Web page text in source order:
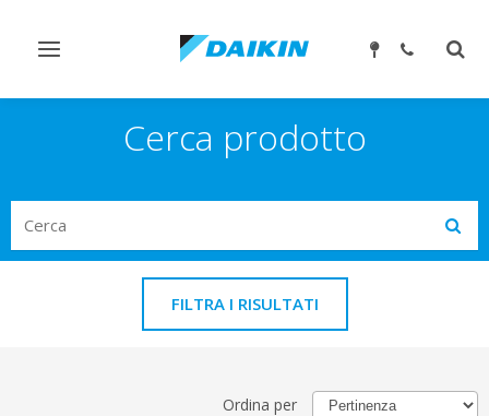
Attiva/disattiva
Cerca prodotto
FILTRA I RISULTATI
Ordina per